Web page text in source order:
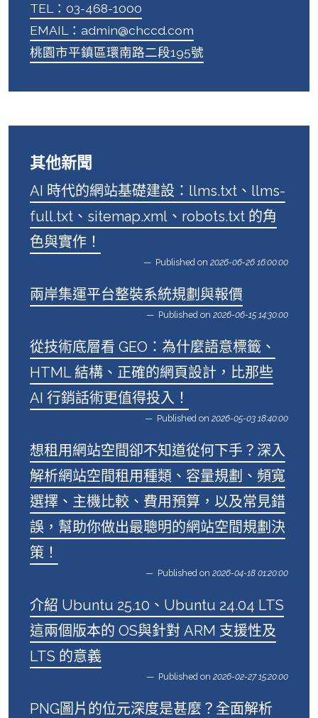
TEL：03-468-1000
EMAIL：admin@chccd.com
桃園市平鎮區環南路二段195號
其他新聞
AI 時代的網站基礎建設：llms.txt、llms-
full.txt、sitemap.xml、robots.txt 的角
色與實作！
Published on 2026-06-26 16:00:00
兩岸集運平台整裝系統規劃與報價
Published on 2026-06-15 14:30:00
從技術底層看 GEO：為什麼語意標籤、
HTML 結構、正確的網頁設計，比那些
AI 行銷話術更值得投入！
Published on 2026-05-03 18:40:00
想租用網站空間卻不知道從何下手？深入
解析網站空間租用種類、容量規劃、頻寬
選擇、主機比較、費用預算，以及常見錯
誤，幫助你做出最聰明的網站空間規劃決
策！
Published on 2026-04-18 01:20:00
介紹 Ubuntu 25.10、Ubuntu 24.04 LTS
這兩個版本的 OS與針對 ARM 支援性及
LTS 的意義
Published on 2026-02-27 15:20:00
PNG圖片的位元深度是甚麼？全面解析